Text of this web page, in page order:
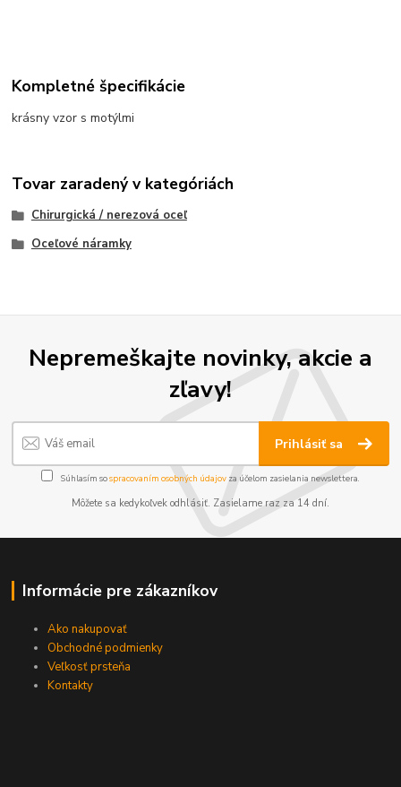
Kompletné špecifikácie
krásny vzor s motýlmi
Tovar zaradený v kategóriách
Chirurgická / nerezová oceľ
Oceľové náramky
Nepremeškajte novinky, akcie a
zľavy!
Prihlásiť sa
Súhlasím sospracovaním osobných údajov za účelom zasielania newslettera.
Môžete sa kedykoľvek odhlásiť. Zasielame raz za 14 dní.
Informácie pre zákazníkov
Ako nakupovať
Obchodné podmienky
Veľkosť prsteňa
Kontakty